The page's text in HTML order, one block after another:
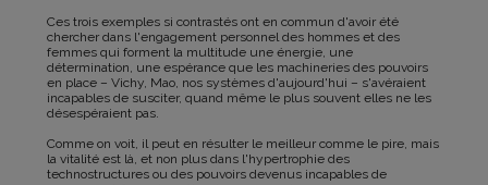
Ces trois exemples si contrastés ont en commun d'avoir été
chercher dans l'engagement personnel des hommes et des
femmes qui forment la multitude une énergie, une
détermination, une espérance que les machineries des pouvoirs
en place – Vichy, Mao, nos systèmes d'aujourd'hui – s'avéraient
incapables de susciter, quand même le plus souvent elles ne les
désespéraient pas.
Comme on voit, il peut en résulter le meilleur comme le pire, mais
la vitalité est là, et non plus dans l'hypertrophie des
technostructures ou des pouvoirs devenus incapables de